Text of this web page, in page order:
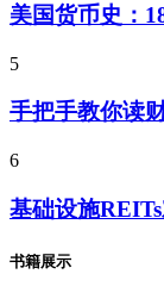
美国货币史：
5
手把手教你读
6
基础设施
书籍展示